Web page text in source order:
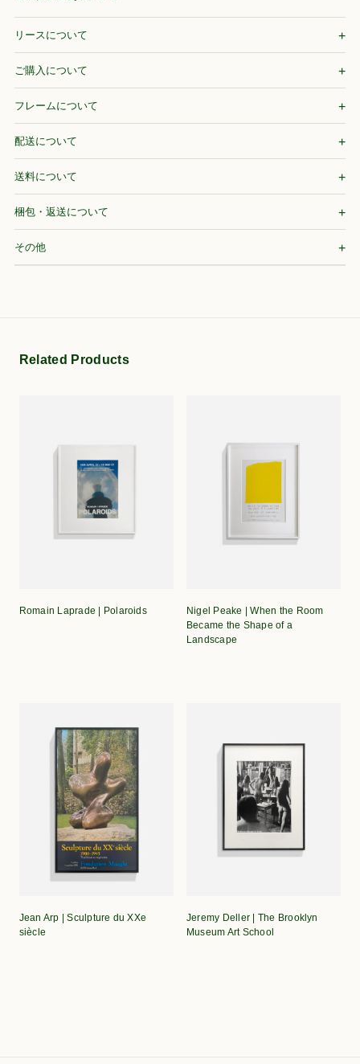
リースについて
ご購入について
フレームについて
配送について
送料について
梱包・返送について
その他
Related Products
Romain Laprade | Polaroids
Nigel Peake | When the Room
Became the Shape of a
Landscape
Jean Arp | Sculpture du XXe
siècle
Jeremy Deller | The Brooklyn
Museum Art School